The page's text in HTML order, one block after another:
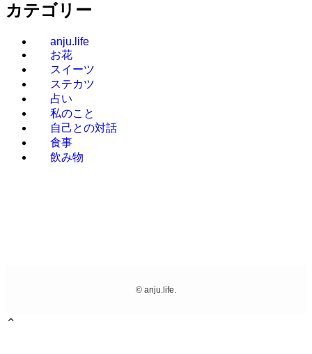
カテゴリー
anju.life
お花
スイーツ
ステカツ
占い
私のこと
自己との対話
食事
飲み物
© anju.life.